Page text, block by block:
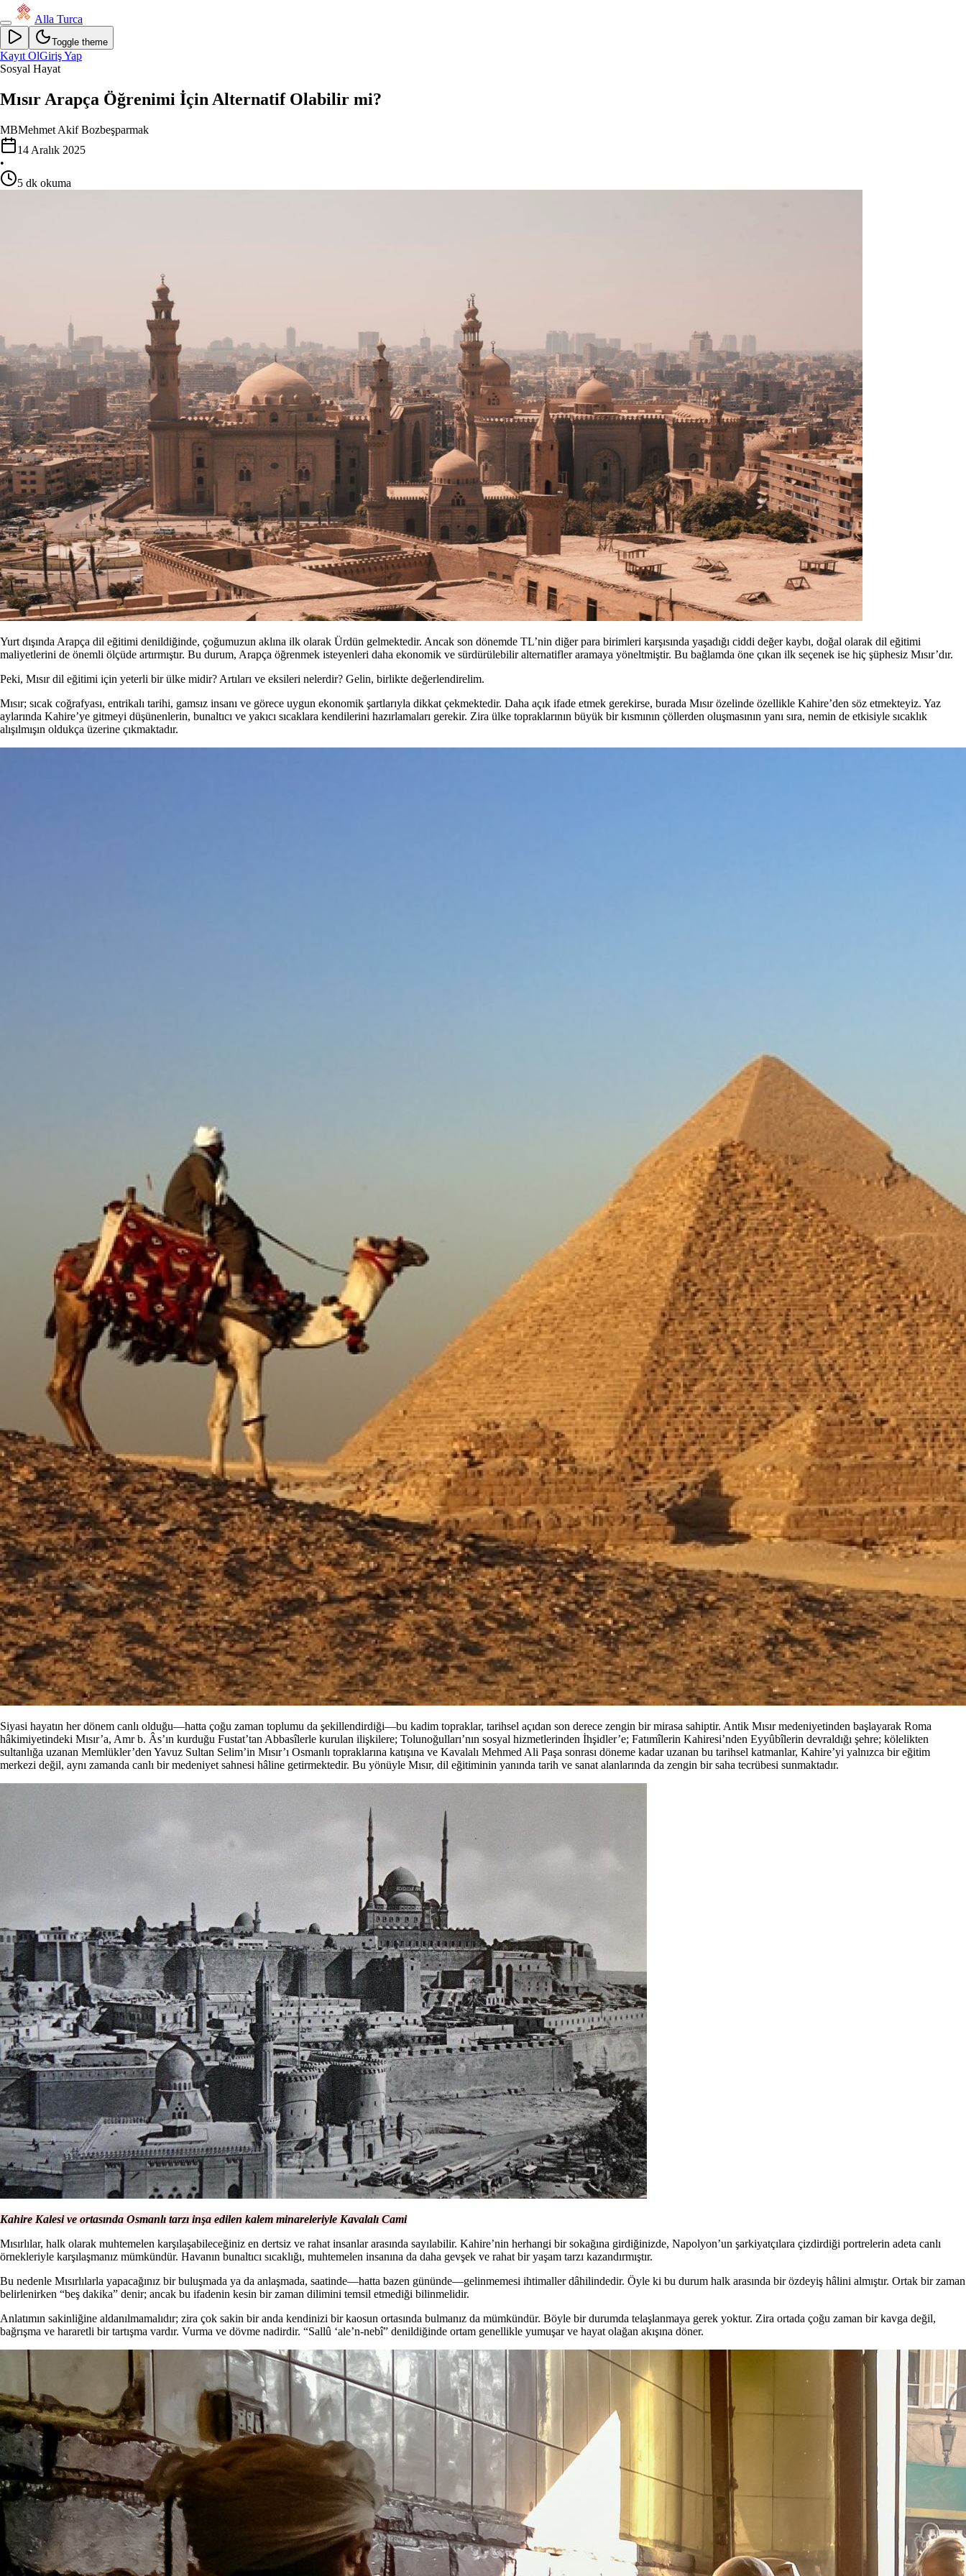
Alla Turca
Toggle theme
Kayıt OlGiriş Yap
Sosyal Hayat
Mısır Arapça Öğrenimi İçin Alternatif Olabilir mi?
MBMehmet Akif Bozbeşparmak
14 Aralık 2025
•
5 dk okuma
Yurt dışında Arapça dil eğitimi denildiğinde, çoğumuzun aklına ilk olarak Ürdün gelmektedir. Ancak son dönemde TL’nin diğer para birimleri karşısında yaşadığı ciddi değer kaybı, doğal olarak dil eğitimi
maliyetlerini de önemli ölçüde artırmıştır. Bu durum, Arapça öğrenmek isteyenleri daha ekonomik ve sürdürülebilir alternatifler aramaya yöneltmiştir. Bu bağlamda öne çıkan ilk seçenek ise hiç şüphesiz Mısır’dır.
Peki, Mısır dil eğitimi için yeterli bir ülke midir? Artıları ve eksileri nelerdir? Gelin, birlikte değerlendirelim.
Mısır; sıcak coğrafyası, entrikalı tarihi, gamsız insanı ve görece uygun ekonomik şartlarıyla dikkat çekmektedir. Daha açık ifade etmek gerekirse, burada Mısır özelinde özellikle Kahire’den söz etmekteyiz. Yaz
aylarında Kahire’ye gitmeyi düşünenlerin, bunaltıcı ve yakıcı sıcaklara kendilerini hazırlamaları gerekir. Zira ülke topraklarının büyük bir kısmının çöllerden oluşmasının yanı sıra, nemin de etkisiyle sıcaklık
alışılmışın oldukça üzerine çıkmaktadır.
Siyasi hayatın her dönem canlı olduğu—hatta çoğu zaman toplumu da şekillendirdiği—bu kadim topraklar, tarihsel açıdan son derece zengin bir mirasa sahiptir. Antik Mısır medeniyetinden başlayarak Roma
hâkimiyetindeki Mısır’a, Amr b. Âs’ın kurduğu Fustat’tan Abbasîlerle kurulan ilişkilere; Tolunoğulları’nın sosyal hizmetlerinden İhşidler’e; Fatımîlerin Kahiresi’nden Eyyûbîlerin devraldığı şehre; kölelikten
sultanlığa uzanan Memlükler’den Yavuz Sultan Selim’in Mısır’ı Osmanlı topraklarına katışına ve Kavalalı Mehmed Ali Paşa sonrası döneme kadar uzanan bu tarihsel katmanlar, Kahire’yi yalnızca bir eğitim
merkezi değil, aynı zamanda canlı bir medeniyet sahnesi hâline getirmektedir. Bu yönüyle Mısır, dil eğitiminin yanında tarih ve sanat alanlarında da zengin bir saha tecrübesi sunmaktadır.
Kahire Kalesi ve ortasında Osmanlı tarzı inşa edilen kalem minareleriyle Kavalalı Cami
Mısırlılar, halk olarak muhtemelen karşılaşabileceğiniz en dertsiz ve rahat insanlar arasında sayılabilir. Kahire’nin herhangi bir sokağına girdiğinizde, Napolyon’un şarkiyatçılara çizdirdiği portrelerin adeta canlı
örnekleriyle karşılaşmanız mümkündür. Havanın bunaltıcı sıcaklığı, muhtemelen insanına da daha gevşek ve rahat bir yaşam tarzı kazandırmıştır.
Bu nedenle Mısırlılarla yapacağınız bir buluşmada ya da anlaşmada, saatinde—hatta bazen gününde—gelinmemesi ihtimaller dâhilindedir. Öyle ki bu durum halk arasında bir özdeyiş hâlini almıştır. Ortak bir zaman
belirlenirken “beş dakika” denir; ancak bu ifadenin kesin bir zaman dilimini temsil etmediği bilinmelidir.
Anlatımın sakinliğine aldanılmamalıdır; zira çok sakin bir anda kendinizi bir kaosun ortasında bulmanız da mümkündür. Böyle bir durumda telaşlanmaya gerek yoktur. Zira ortada çoğu zaman bir kavga değil,
bağrışma ve hararetli bir tartışma vardır. Vurma ve dövme nadirdir. “Sallû ‘ale’n-nebî” denildiğinde ortam genellikle yumuşar ve hayat olağan akışına döner.